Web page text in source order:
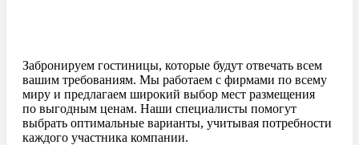
Забронируем гостиницы, которые будут отвечать всем
вашим требованиям. Мы работаем с фирмами по всему
миру и предлагаем широкий выбор мест размещения
по выгодным ценам. Наши специалисты помогут
выбрать оптимальные варианты, учитывая потребности
каждого участника компании.